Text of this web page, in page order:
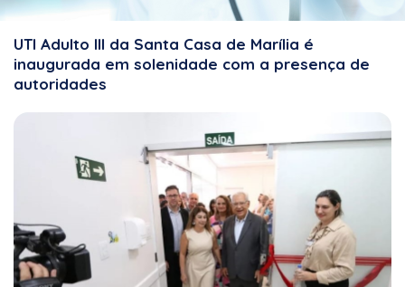
UTI Adulto III da Santa Casa de Marília é
inaugurada em solenidade com a presença de
autoridades